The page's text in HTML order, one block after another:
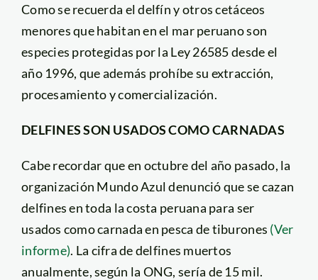
Como se recuerda el delfín y otros cetáceos
menores que habitan en el mar peruano son
especies protegidas por la Ley 26585 desde el
año 1996, que además prohíbe su extracción,
procesamiento y comercialización.
DELFINES SON USADOS COMO CARNADAS
Cabe recordar que en octubre del año pasado, la
organización Mundo Azul denunció que se cazan
delfines en toda la costa peruana para ser
usados como carnada en pesca de tiburones (Ver
informe). La cifra de delfines muertos
anualmente, según la ONG, sería de 15 mil.